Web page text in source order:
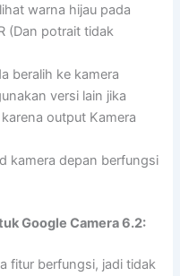
warna hijau pada
(Dan potrait tidak
beralih ke kamera
versi lain jika
output Kamera
kamera depan berfungsi
Google Camera 6.2:
fitur berfungsi, jadi tidak